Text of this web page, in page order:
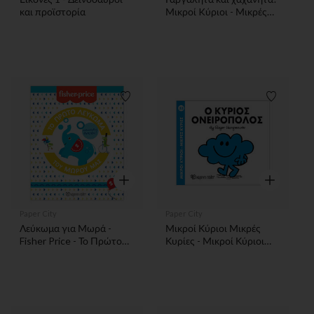
και προϊστορία
Μικροί Kύριοι - Μικρές
Λίστα προτιμήσεων
Γρήγορη επισκόπηση
Λεύκωμα για Μωρά -
Fisher Price - Το Πρώτο
Λίστα
Γρήγορη
Μικροί Κύριοι Μικρές
Κυρίες - Μικροί Κύριοι